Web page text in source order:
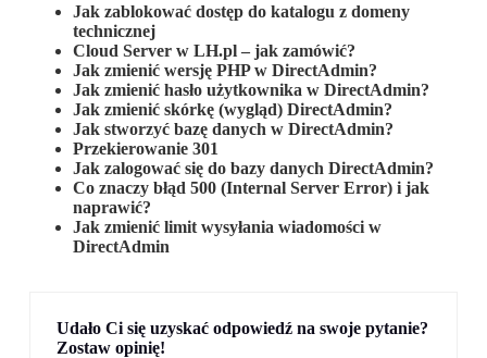
Jak zablokować dostęp do katalogu z domeny
technicznej
Cloud Server w LH.pl – jak zamówić?
Jak zmienić wersję PHP w DirectAdmin?
Jak zmienić hasło użytkownika w DirectAdmin?
Jak zmienić skórkę (wygląd) DirectAdmin?
Jak stworzyć bazę danych w DirectAdmin?
Przekierowanie 301
Jak zalogować się do bazy danych DirectAdmin?
Co znaczy błąd 500 (Internal Server Error) i jak
naprawić?
Jak zmienić limit wysyłania wiadomości w
DirectAdmin
Udało Ci się uzyskać odpowiedź na swoje pytanie?
Zostaw opinię!